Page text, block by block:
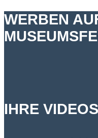
WERBEN
IHRE VIDEOS